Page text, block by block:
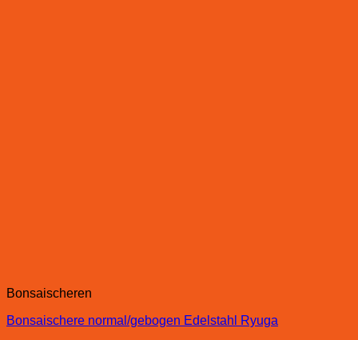
Bonsaischeren
Bonsaischere normal/gebogen Edelstahl Ryuga